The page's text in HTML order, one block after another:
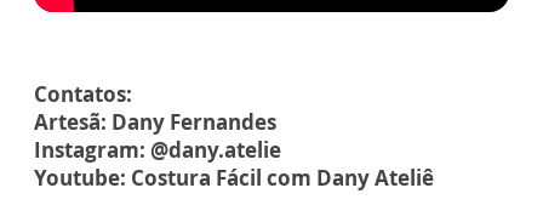
Contatos:
Artesã: Dany Fernandes
Instagram: @dany.atelie
Youtube: Costura Fácil com Dany Ateliê